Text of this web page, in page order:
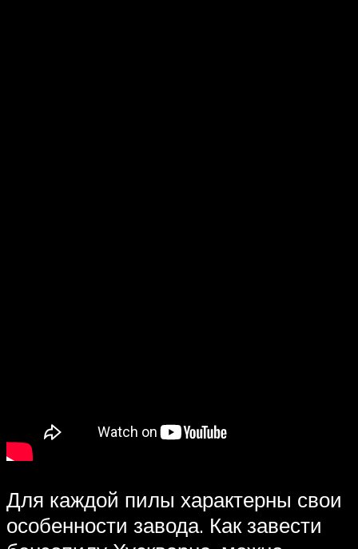
Для каждой пилы характерны свои
особенности завода. Как завести